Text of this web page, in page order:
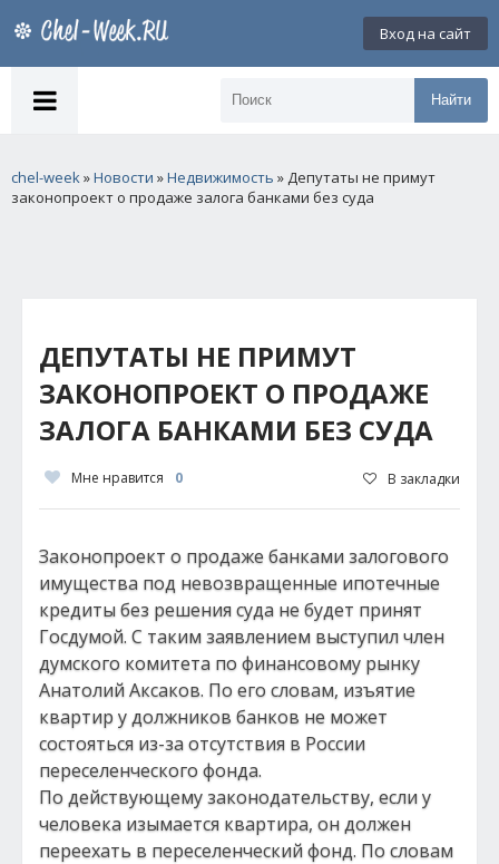
Вход на сайт
Найти
chel-week»Новости »Недвижимость » Депутаты не примут
законопроект о продаже залога банками без суда
ДЕПУТАТЫ НЕ ПРИМУТ
ЗАКОНОПРОЕКТ О ПРОДАЖЕ
ЗАЛОГА БАНКАМИ БЕЗ СУДА
Мне нравится 0 В закладки
Законопроект о продаже банками залогового
имущества под невозвращенные ипотечные
кредиты без решения суда не будет принят
Госдумой. С таким заявлением выступил член
думского комитета по финансовому рынку
Анатолий Аксаков. По его словам, изъятие
квартир у должников банков не может
состояться из-за отсутствия в России
переселенческого фонда.
По действующему законодательству, если у
человека изымается квартира, он должен
переехать в переселенческий фонд. По словам